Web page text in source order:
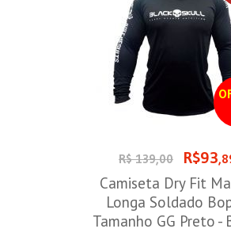
R$ 139,00 R$93
Camiseta Dry Fit
Longa Soldado
Tamanho GG Preto -